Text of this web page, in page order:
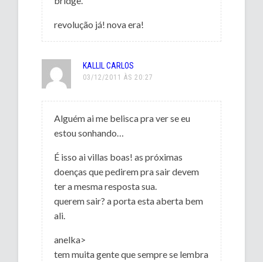
revolução já! nova era!
KALLIL CARLOS
03/12/2011 ÀS 20:27
Alguém ai me belisca pra ver se eu
estou sonhando…
É isso ai villas boas! as próximas
doenças que pedirem pra sair devem
ter a mesma resposta sua.
querem sair? a porta esta aberta bem
ali.
anelka>
tem muita gente que sempre se lembra